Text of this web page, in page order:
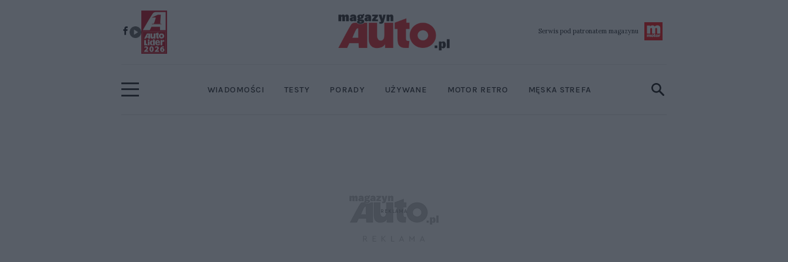
Serwis pod patronatem magazynu
WIADOMOŚCI MOTOR RETRO
TESTY PORADY UŻYWANE MĘSKA STREFA